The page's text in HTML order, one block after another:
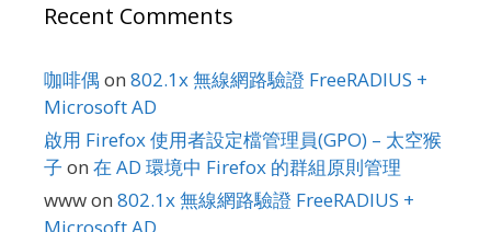
Recent Comments
咖啡偶 on 802.1x 無線網路驗證 FreeRADIUS +
Microsoft AD
啟用 Firefox 使用者設定檔管理員(GPO) – 太空猴
子 on 在 AD 環境中 Firefox 的群組原則管理
wwwon 802.1x 無線網路驗證 FreeRADIUS +